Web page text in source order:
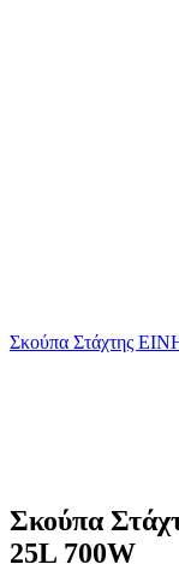
Σκούπα Στάχτης
Σκούπα
25L 700W